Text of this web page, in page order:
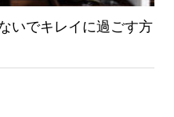
いでキレイに過ごす方